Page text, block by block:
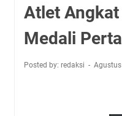
Atlet
Medali
Posted by: redaksi